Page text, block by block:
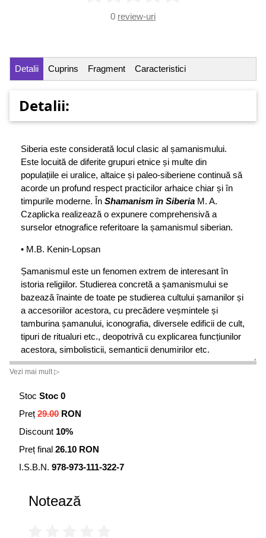
0 review-uri
Detalii Cuprins Fragment Caracteristici
Detalii:
Siberia este considerată locul clasic al șamanismului.
Este locuită de diferite grupuri etnice și multe din
populațiile ei uralice, altaice și paleo-siberiene continuă să
acorde un profund respect practicilor arhaice chiar și în
timpurile moderne. În Shamanism în Siberia M. A.
Czaplicka realizează o expunere comprehensivă a
surselor etnografice referitoare la șamanismul siberian.
• M.B. Kenin-Lopsan
Șamanismul este un fenomen extrem de interesant în
istoria religiilor. Studierea concretă a șamanismului se
bazează înainte de toate pe studierea cultului șamanilor și
a accesoriilor acestora, cu precădere veșmintele și
tamburina șamanului, iconografia, diversele edificii de cult,
tipuri de ritualuri etc., deopotrivă cu explicarea funcțiunilor
acestora, simbolisticii, semanticii denumirilor etc.
• L.P. Potapov
Suflet are și omul și copacul și animalul, tot ce este viu
usucă, dacă omul este părăsit de suflet, acesta se
îmbolnăvește. Însă, dacă sufletul nu l-a părăsit pe om, dar
el se comportă anormal, nici un medicament nu-l poate
ceruri și cântecul melodios al tamburinei șamanului, mai
creează o armonie deplină, care mai întâi îl liniștește pe
Vezi mai mult ▷
Stoc Stoc 0
Preț 29.00 RON
Discount 10%
Preț final 26.10 RON
I.S.B.N. 978-973-111-322-7
Notează